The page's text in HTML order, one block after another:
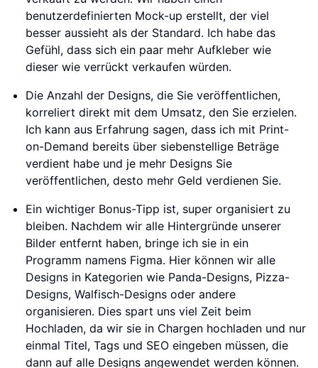
benutzerdefinierten Mock-up erstellt, der viel
besser aussieht als der Standard. Ich habe das
Gefühl, dass sich ein paar mehr Aufkleber wie
dieser wie verrückt verkaufen würden.
Die Anzahl der Designs, die Sie veröffentlichen,
korreliert direkt mit dem Umsatz, den Sie erzielen.
Ich kann aus Erfahrung sagen, dass ich mit Print-
on-Demand bereits über siebenstellige Beträge
verdient habe und je mehr Designs Sie
veröffentlichen, desto mehr Geld verdienen Sie.
Ein wichtiger Bonus-Tipp ist, super organisiert zu
bleiben. Nachdem wir alle Hintergründe unserer
Bilder entfernt haben, bringe ich sie in ein
Programm namens Figma. Hier können wir alle
Designs in Kategorien wie Panda-Designs, Pizza-
Designs, Walfisch-Designs oder andere
organisieren. Dies spart uns viel Zeit beim
Hochladen, da wir sie in Chargen hochladen und nur
einmal Titel, Tags und SEO eingeben müssen, die
dann auf alle Designs angewendet werden können.